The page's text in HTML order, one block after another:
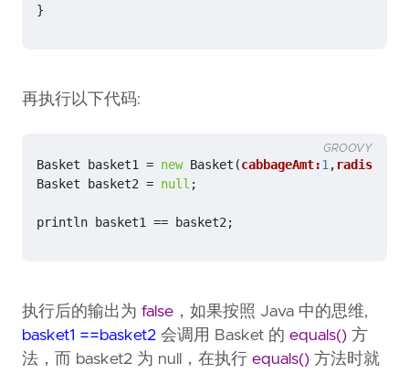
}
再执行以下代码:
Basket basket1 = new Basket (cabbageAmt:1, radishAmt:
Basket
basket2 = null ;
println basket1 == basket2;
GROOVY
执行后的输出为 false ，如果按照 Java 中的思维,
basket1 ==basket2 会调用 Basket 的 equals() 方
法，而 basket2 为 null，在执行 equals() 方法时就